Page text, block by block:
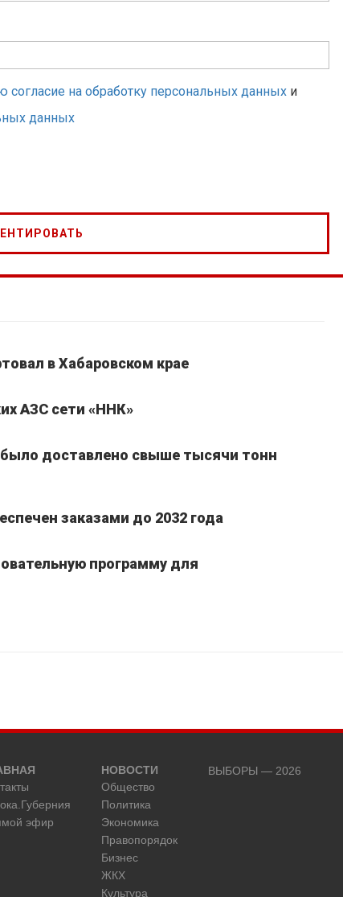
согласие на обработку персональных данных и
данных
в Хабаровском крае
АЗС сети «ННК»
было доставлено свыше тысячи тонн
заказами до 2032 года
программу для
эфир
НОВОСТИ
Общество
Политика
Экономика
Правопорядок
Бизнес
ЖКХ
Культура
ВЫБОРЫ — 2026